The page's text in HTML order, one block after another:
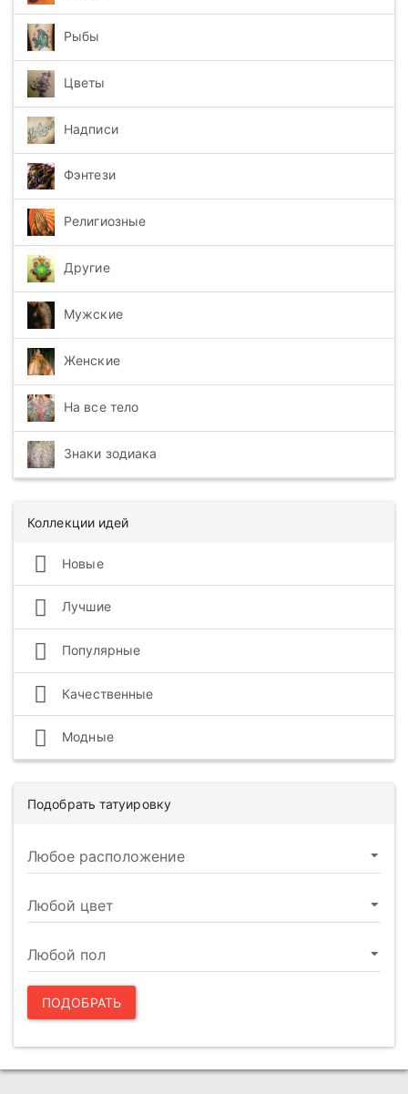
Рыбы
Цветы
Надписи
Фэнтези
Религиозные
Другие
Мужские
Женские
На все тело
Знаки зодиака
Коллекции идей
Новые
Лучшие
Популярные
Качественные
Модные
Подобрать татуировку
ПОДОБРАТЬ